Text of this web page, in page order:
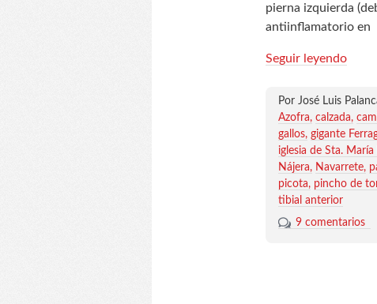
pierna izquierda
antiinflamatorio en
Seguir leyendo
Por José Luis
Azofra calzada
gallos gigante
iglesia de Sta. María
Nájera
Navarrete
picota
pincho de
tibial anterior
9 comentarios